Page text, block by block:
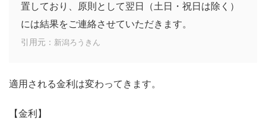
置しており、原則として翌日（土日・祝日は除く）
には結果をご連絡させていただきます。
引用元： 新潟ろうきん
適用される金利は変わってきます。
【金利】